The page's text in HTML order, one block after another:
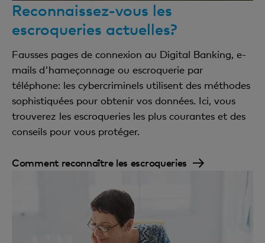
Reconnaissez-vous les
escroqueries actuelles?
Fausses pages de connexion au Digital Banking, e-
mails d'hameçonnage ou escroquerie par
téléphone: les cybercriminels utilisent des méthodes
sophistiquées pour obtenir vos données. Ici, vous
trouverez les escroqueries les plus courantes et des
conseils pour vous protéger.
Comment reconnaître les escroqueries